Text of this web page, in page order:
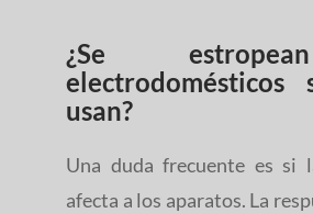
¿Se
usan?
Una duda frecuente es si
afecta a los aparatos. La